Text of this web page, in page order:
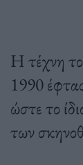
Η τέχνη
1990
ώστε το
των